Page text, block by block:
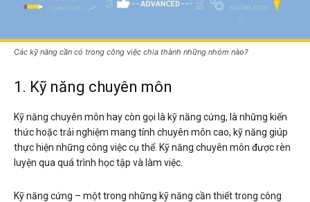
Các kỹ năng cần có trong công việc chia thành những nhóm nào?
1. Kỹ năng chuyên môn
Kỹ năng chuyên môn hay còn gọi là kỹ năng cứng, là những kiến
thức hoặc trải nghiệm mang tính chuyên môn cao, kỹ năng giúp
thực hiện những công việc cụ thể. Kỹ năng chuyên môn được rèn
luyện qua quá trình học tập và làm việc.
Kỹ năng cứng – một trong những kỹ năng cần thiết trong công